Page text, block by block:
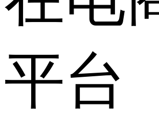
平台